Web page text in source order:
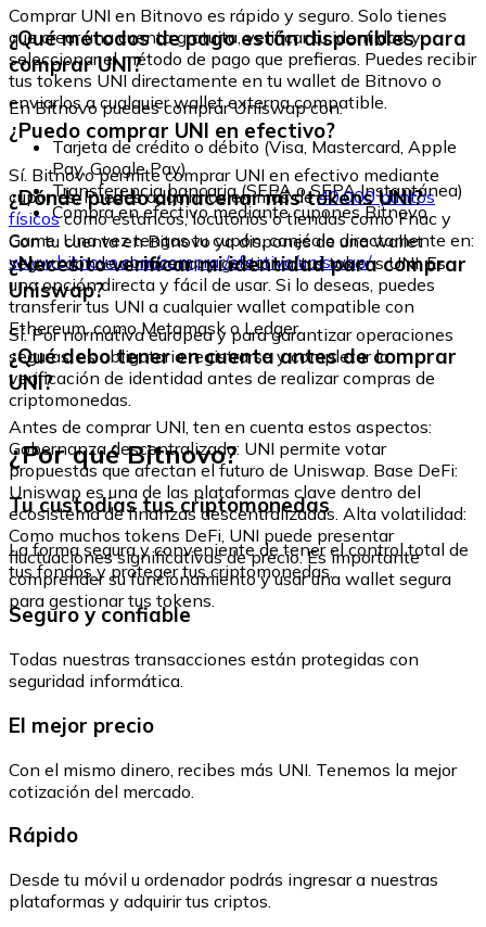
Comprar UNI en Bitnovo es rápido y seguro. Solo tienes
que crear una cuenta gratuita, verificar tu identidad y
seleccionar el método de pago que prefieras. Puedes recibir
tus tokens UNI directamente en tu wallet de Bitnovo o
enviarlos a cualquier wallet externa compatible.
¿Qué métodos de pago están disponibles para
comprar UNI?
En Bitnovo puedes comprar Uniswap con:
Tarjeta de crédito o débito (Visa, Mastercard, Apple
Pay, Google Pay)
Transferencia bancaria (SEPA o SEPA Instantánea)
Compra en efectivo mediante cupones Bitnovo
¿Puedo comprar UNI en efectivo?
Sí. Bitnovo permite comprar UNI en efectivo mediante
cupones. Puedes adquirirlos en más de40.000 puntos
físicoscomo estancos, locutorios o tiendas como Fnac y
Game. Una vez tengas tu cupón, canjéalo directamente en:
www.bitnovo.com/comprar/efectivo/uniswap/
¿Dónde puedo almacenar mis tokens UNI?
Con tu cuenta en Bitnovo ya dispones de una wallet
segura donde almacenar y gestionar tus tokens UNI. Es
una opción directa y fácil de usar. Si lo deseas, puedes
transferir tus UNI a cualquier wallet compatible con
Ethereum, como Metamask o Ledger.
¿Necesito verificar mi identidad para comprar
Uniswap?
Sí. Por normativa europea y para garantizar operaciones
seguras, es obligatorio registrarse y completar la
verificación de identidad antes de realizar compras de
criptomonedas.
¿Qué debo tener en cuenta antes de comprar
UNI?
Antes de comprar UNI, ten en cuenta estos aspectos:
Gobernanza descentralizada: UNI permite votar
propuestas que afectan el futuro de Uniswap. Base DeFi:
Uniswap es una de las plataformas clave dentro del
ecosistema de finanzas descentralizadas. Alta volatilidad:
Como muchos tokens DeFi, UNI puede presentar
fluctuaciones significativas de precio. Es importante
comprender su funcionamiento y usar una wallet segura
para gestionar tus tokens.
¿Por qué Bitnovo?
Tu custodias tus criptomonedas
La forma segura y conveniente de tener el control total de
tus fondos y proteger tus criptomonedas.
Seguro y confiable
Todas nuestras transacciones están protegidas con
seguridad informática.
El mejor precio
Con el mismo dinero, recibes más UNI. Tenemos la mejor
cotización del mercado.
Rápido
Desde tu móvil u ordenador podrás ingresar a nuestras
plataformas y adquirir tus criptos.